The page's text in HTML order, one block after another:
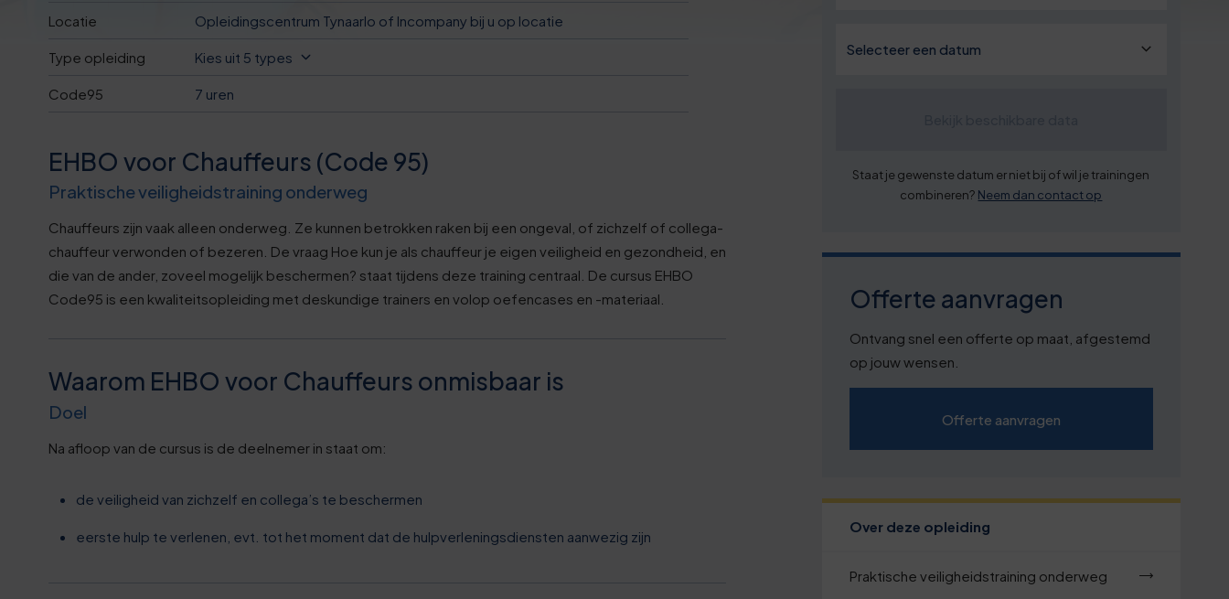
Locatie Opleidingscentrum Tynaarlo of Incompany bij u op locatie
Type opleiding Kies uit 5 types
Code95 7 uren
EHBO voor Chauffeurs (Code 95)
Praktische veiligheidstraining onderweg
Chauffeurs zijn vaak alleen onderweg. Ze kunnen betrokken raken bij een ongeval, of zichzelf of collega-
chauffeur verwonden of bezeren. De vraag Hoe kun je als chauffeur je eigen veiligheid en gezondheid, en
die van de ander, zoveel mogelijk beschermen? staat tijdens deze training centraal. De cursus EHBO
Code95 is een kwaliteitsopleiding met deskundige trainers en volop oefencases en -materiaal.
Waarom EHBO voor Chauffeurs onmisbaar is
Doel
Na afloop van de cursus is de deelnemer in staat om:
de veiligheid van zichzelf en collega’s te beschermen
eerste hulp te verlenen, evt. tot het moment dat de hulpverleningsdiensten aanwezig zijn
Staat je gewenste datum er niet bij of wil je trainingen
combineren? Neem dan contact op
Offerte aanvragen
Ontvang snel een offerte op maat, afgestemd
op jouw wensen.
Offerte aanvragen
Over deze opleiding
Praktische veiligheidstraining onderweg
2
3
3
4
5
6
7
8
3
8
3
8
3
9
4
9
4